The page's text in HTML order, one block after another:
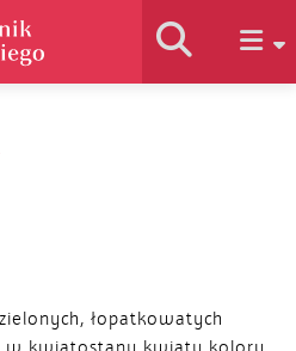
słownika
łopatkowatych